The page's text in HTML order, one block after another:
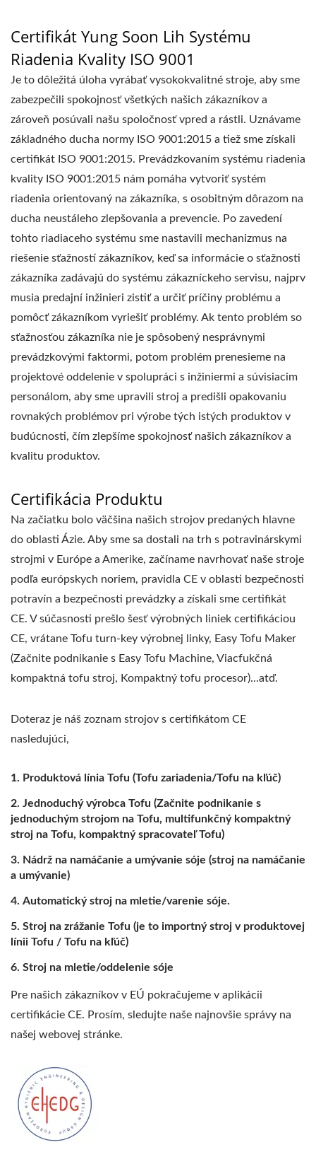
Certifikát Yung Soon Lih Systému
Riadenia Kvality ISO 9001
Je to dôležitá úloha vyrábať vysokokvalitné stroje, aby sme
zabezpečili spokojnosť všetkých našich zákazníkov a
zároveň posúvali našu spoločnosť vpred a rástli. Uznávame
základného ducha normy ISO 9001:2015 a tiež sme získali
certifikát ISO 9001:2015. Prevádzkovaním systému riadenia
kvality ISO 9001:2015 nám pomáha vytvoriť systém
riadenia orientovaný na zákazníka, s osobitným dôrazom na
ducha neustáleho zlepšovania a prevencie. Po zavedení
tohto riadiaceho systému sme nastavili mechanizmus na
riešenie sťažností zákazníkov, keď sa informácie o sťažnosti
zákazníka zadávajú do systému zákazníckeho servisu, najprv
musia predajní inžinieri zistiť a určiť príčiny problému a
pomôcť zákazníkom vyriešiť problémy. Ak tento problém so
sťažnosťou zákazníka nie je spôsobený nesprávnymi
prevádzkovými faktormi, potom problém prenesieme na
projektové oddelenie v spolupráci s inžiniermi a súvisiacim
personálom, aby sme upravili stroj a predišli opakovaniu
rovnakých problémov pri výrobe tých istých produktov v
budúcnosti, čím zlepšíme spokojnosť našich zákazníkov a
kvalitu produktov.
Certifikácia Produktu
Na začiatku bolo väčšina našich strojov predaných hlavne
do oblasti Ázie. Aby sme sa dostali na trh s potravinárskymi
strojmi v Európe a Amerike, začíname navrhovať naše stroje
podľa európskych noriem, pravidla CE v oblasti bezpečnosti
potravín a bezpečnosti prevádzky a získali sme certifikát
CE. V súčasnosti prešlo šesť výrobných liniek certifikáciou
CE, vrátane Tofu turn-key výrobnej linky, Easy Tofu Maker
(Začnite podnikanie s Easy Tofu Machine, Viacfukčná
kompaktná tofu stroj, Kompaktný tofu procesor)...atď.
Doteraz je náš zoznam strojov s certifikátom CE
nasledujúci,
Produktová línia Tofu (Tofu zariadenia/Tofu na kľúč)
Jednoduchý výrobca Tofu (Začnite podnikanie s
jednoduchým strojom na Tofu, multifunkčný kompaktný
stroj na Tofu, kompaktný spracovateľ Tofu)
Nádrž na namáčanie a umývanie sóje (stroj na namáčanie
a umývanie)
Automatický stroj na mletie/varenie sóje.
Stroj na zrážanie Tofu (je to importný stroj v produktovej
línii Tofu / Tofu na kľúč)
Stroj na mletie/oddelenie sóje
Pre našich zákazníkov v EÚ pokračujeme v aplikácii
certifikácie CE. Prosím, sledujte naše najnovšie správy na
našej webovej stránke.